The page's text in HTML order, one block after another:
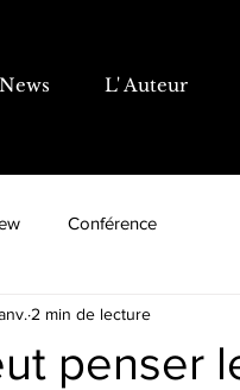
News L' Auteur
Conférence
penser
2 min de lecture